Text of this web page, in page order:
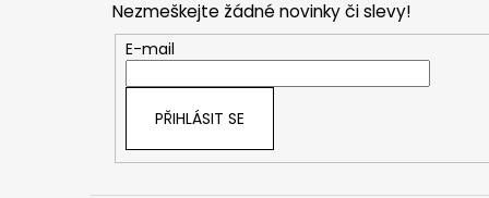
Nezmeškejte žádné novinky či slevy!
E-mail
PŘIHLÁSIT SE